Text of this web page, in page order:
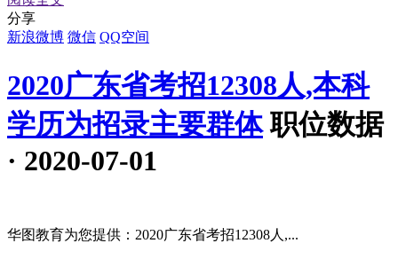
分享
新浪微博 微信 QQ空间
2020广东省考招12308人,本科
学历为招录主要群体 职位数据
· 2020-07-01
华图教育为您提供：2020广东省考招12308人,...